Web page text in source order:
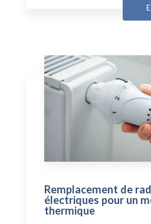
Remplacement de
électriques pour un
thermique